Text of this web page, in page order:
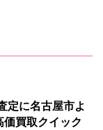
定に名古屋市よ
価買取クイック